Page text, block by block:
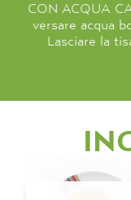
CON ACQUA
versare acqua
Lasciare la